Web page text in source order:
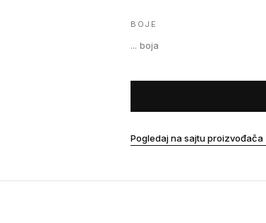
BOJE
... boja
Pogledaj na sajtu proizvođača